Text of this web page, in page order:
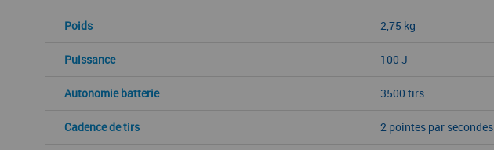
Poids 2,75 kg
Puissance 100 J
Autonomie batterie 3500 tirs
Cadence de tirs 2 pointes par secondes